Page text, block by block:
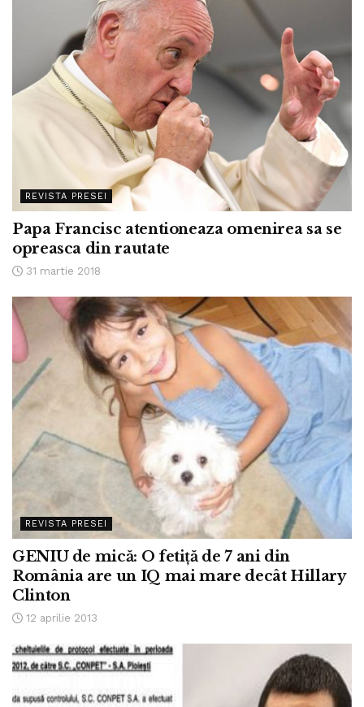
REVISTA PRESEI
Papa Francisc atentioneaza omenirea sa se
opreasca din rautate
31 martie 2018
REVISTA PRESEI
GENIU de mică: O fetiţă de 7 ani din
România are un IQ mai mare decât Hillary
Clinton
12 aprilie 2013